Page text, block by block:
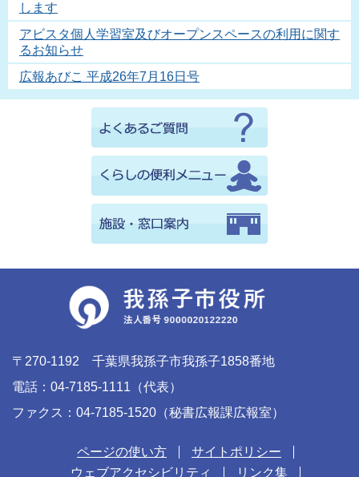
します
アビスタ個人学習室及びオープンスペースの利用に関す
るお知らせ
広報あびこ 平成26年7月16日号
〒270-1192 千葉県我孫子市我孫子1858番地
電話：04-7185-1111（代表）
ファクス：04-7185-1520（秘書広報課広報室）
ページの使い方
サイトポリシー
ウェブアクセシビリティ
リンク集